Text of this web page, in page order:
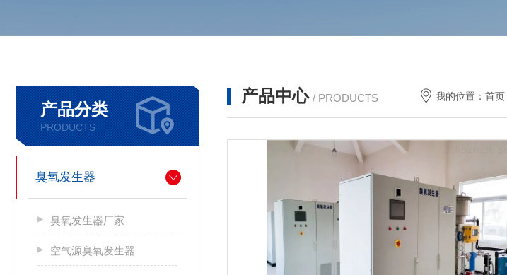
产品分类
PRODUCTS
臭氧发生器
臭氧发生器厂家
空气源臭氧发生器
产品中心 / PRODUCTS 我的位置： 首页